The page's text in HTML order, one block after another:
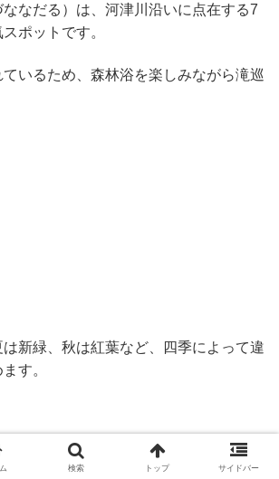
なだる）は、河津川沿いに点在する7
ポットです。
いるため、森林浴を楽しみながら滝巡
新緑、秋は紅葉など、四季によって違
す。
夕日スポット
検索 トップ サイドバー